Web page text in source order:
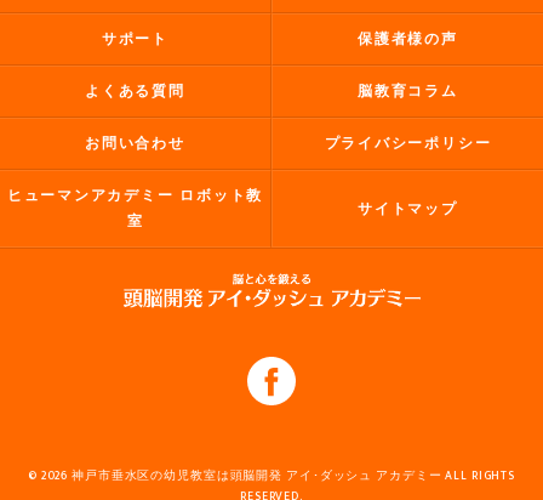
サポート 保護者様の声
よくある質問 脳教育コラム
お問い合わせ プライバシーポリシー
ヒューマンアカデミー ロボット教
室
サイトマップ
© 2026 神戸市垂水区の幼児教室は頭脳開発 アイ･ダッシュ アカデミー ALL RIGHTS
RESERVED.